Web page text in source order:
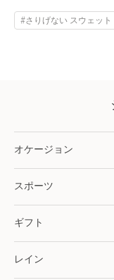
#さりげない スウェット
オケージョン
スポーツ
ギフト
レイン